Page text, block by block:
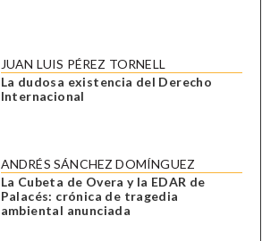
JUAN LUIS PÉREZ TORNELL
La dudosa existencia del Derecho
Internacional
ANDRÉS SÁNCHEZ DOMÍNGUEZ
La Cubeta de Overa y la EDAR de
Palacés: crónica de tragedia
ambiental anunciada